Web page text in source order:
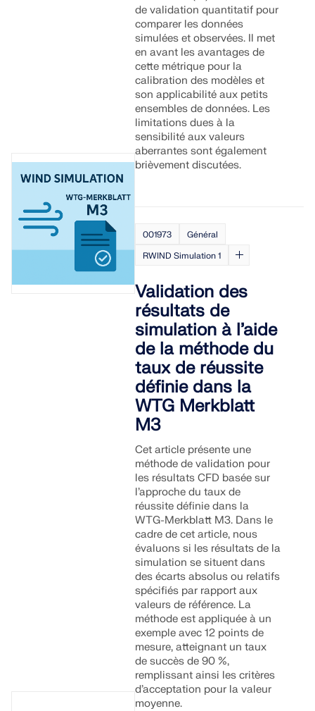
de validation quantitatif pour
comparer les données
simulées et observées. Il met
en avant les avantages de
cette métrique pour la
calibration des modèles et
son applicabilité aux petits
ensembles de données. Les
limitations dues à la
sensibilité aux valeurs
aberrantes sont également
brièvement discutées.
001973
Général
RWIND Simulation 1
Validation des
résultats de
simulation à l’aide
de la méthode du
taux de réussite
définie dans la
WTG Merkblatt
M3
Cet article présente une
méthode de validation pour
les résultats CFD basée sur
l’approche du taux de
réussite définie dans la
WTG-Merkblatt M3. Dans le
cadre de cet article, nous
évaluons si les résultats de la
simulation se situent dans
des écarts absolus ou relatifs
spécifiés par rapport aux
valeurs de référence. La
méthode est appliquée à un
exemple avec 12 points de
mesure, atteignant un taux
de succès de 90 %,
remplissant ainsi les critères
d’acceptation pour la valeur
moyenne.